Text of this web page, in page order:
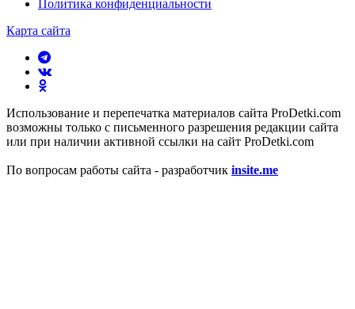
Политика конфиденциальности
Карта сайта
Использование и перепечатка материалов сайта ProDetki.com
возможны только с письменного разрешения редакции сайта
или при наличии активной ссылки на сайт ProDetki.com
По вопросам работы сайта - разработчик insite.me